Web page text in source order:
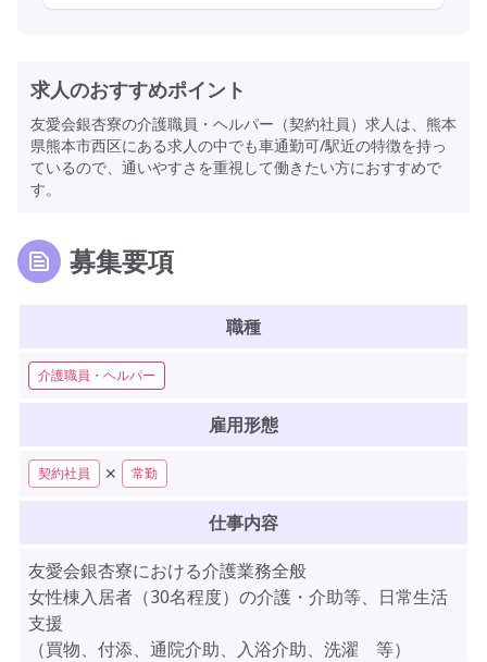
求人のおすすめポイント
友愛会銀杏寮の介護職員・ヘルパー（契約社員）求人は、熊本
県熊本市西区にある求人の中でも車通勤可/駅近の特徴を持っ
ているので、通いやすさを重視して働きたい方におすすめで
す。
募集要項
職種
介護職員・ヘルパー
雇用形態
契約社員 ✕ 常勤
仕事内容
友愛会銀杏寮における介護業務全般
女性棟入居者（30名程度）の介護・介助等、日常生活
支援
（買物、付添、通院介助、入浴介助、洗濯 等）